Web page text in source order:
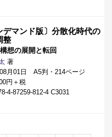
デマンド版〕分散化時代の
整
想の展開と転回
著
月01日 A5判・214ページ
円＋税
4-87259-812-4 C3031